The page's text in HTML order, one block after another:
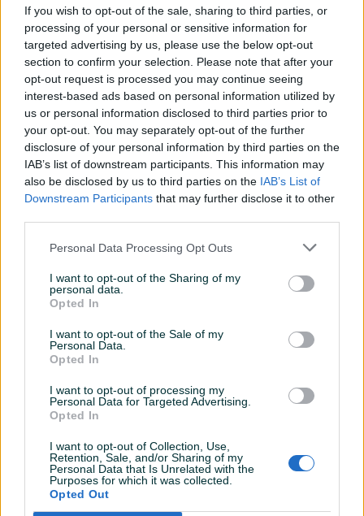
If you wish to opt-out of the sale, sharing to third parties, or
processing of your personal or sensitive information for
targeted advertising by us, please use the below opt-out
section to confirm your selection. Please note that after your
opt-out request is processed you may continue seeing
interest-based ads based on personal information utilized by
us or personal information disclosed to third parties prior to
your opt-out. You may separately opt-out of the further
disclosure of your personal information by third parties on the
IAB’s list of downstream participants. This information may
also be disclosed by us to third parties on the IAB’s List of
Downstream Participants that may further disclose it to other
Personal Data Processing Opt Outs
I want to opt-out of the Sharing of my
personal data.
Opted In
I want to opt-out of the Sale of my
Personal Data.
Opted In
I want to opt-out of processing my
Personal Data for Targeted Advertising.
Opted In
I want to opt-out of Collection, Use,
Retention, Sale, and/or Sharing of my
Personal Data that Is Unrelated with the
Purposes for which it was collected.
Opted Out
Tip mašine/alata Ostalo
Datum objave 27.12.2022
Detaljni opis
Šifra: 40242
Barkod: 5902553709544
Model: BD-490
njihove performanse!
pneumatskih zračnih alata što sprječava hrđu i koroziju i
omogućava glatkiji i efikasniji rad.
Čvrsta mesingana konstrukcija sa visokom udarnom
prozirnom plastikom, omogućava vidljivost dovoda ulja i
djelovanja ulja.
Automatski maziva za mikro-maglu: Opskrbljuje uljem za
podmazivanje pneumatsku opremu u odgovarajućim
omjerima potrošnja ulja i zraka, što je vrlo važno. Drži oko
AirTools